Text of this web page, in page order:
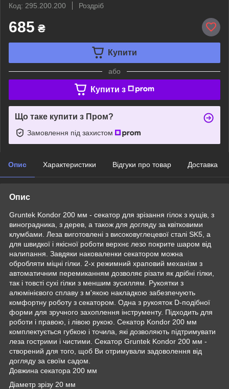
Код: 295.200.200
Роздріб
685 ₴
Купити
або
Купити з
Що таке купити з Пром?
Замовлення під захистом
Опис Характеристики Відгуки про товар Доставка
Опис
Gruntek Kondor 200 мм - секатор для зрізання гілок з кущів, з
виноградника, з дерев, а також для догляду за квітковими
клумбами. Леза виготовлені з високовуглецевої сталі SK5, а
для швидкої і якісної роботи верхнє лезо покрите шаром від
налипання. Завдяки наковаленки секатором можна
обробляти міцні гілки. 2-х режимний храповий механізм з
автоматичним перемиканням дозволяє різати як дрібні гілки,
так і товсті сухі гілки з меншим зусиллям. Рукоятки з
алюмінієвого сплаву з м'якою накладкою забезпечують
комфортну роботу з секатором. Одна з рукояток D-подібної
форми для зручного захоплення інструменту. Підходить для
роботи і правою, і лівою рукою. Секатор Kondor 200 мм
комплектується губкою і точила, які дозволяють підтримувати
леза гострими і чистими. Секатор Gruntek Kondor 200 мм -
створений для того, щоб Ви отримували задоволення від
догляду за своїм садом.
Довжина секатора 200 мм
Діаметр зрізу 20 мм